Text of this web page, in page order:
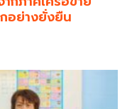
อย่างยั่งยืน